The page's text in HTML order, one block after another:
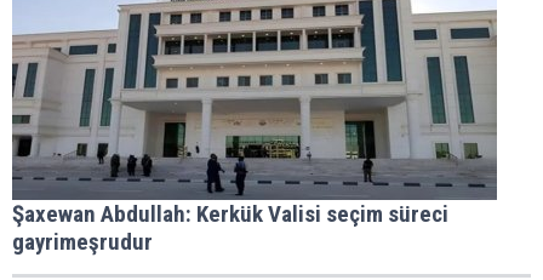
Şaxewan Abdullah: Kerkük Valisi seçim süreci
gayrimeşrudur